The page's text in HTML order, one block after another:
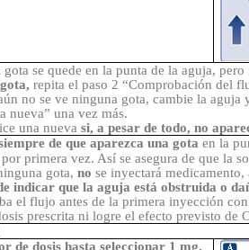
gota se quede en la punta de la aguja,
repita el paso 2 “Comprobación del
no se ve ninguna gota, cambie la
nueva” una vez más.
una nueva si, a pesar de todo, no
de que aparezca una gota en la
primera vez. Así se asegura de que la
gota, no se inyectará
indicar que la aguja está obstruida o
el flujo antes de la primera inyección
prescrita ni logre el efecto previsto de
de dosis hasta seleccionar 1 mg.